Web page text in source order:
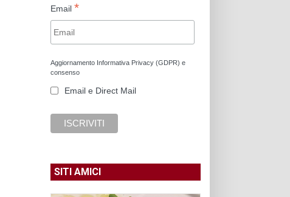
Email *
Aggiornamento Informativa Privacy (GDPR) e
consenso
Email e Direct Mail
SITI AMICI